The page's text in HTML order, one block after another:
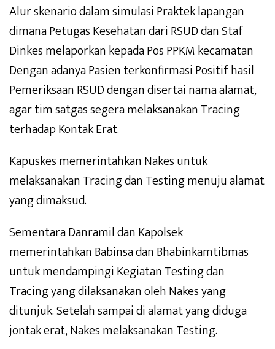
Alur skenario dalam simulasi Praktek lapangan
dimana Petugas Kesehatan dari RSUD dan Staf
Dinkes melaporkan kepada Pos PPKM kecamatan
Dengan adanya Pasien terkonfirmasi Positif hasil
Pemeriksaan RSUD dengan disertai nama alamat,
agar tim satgas segera melaksanakan Tracing
terhadap Kontak Erat.
Kapuskes memerintahkan Nakes untuk
melaksanakan Tracing dan Testing menuju alamat
yang dimaksud.
Sementara Danramil dan Kapolsek
memerintahkan Babinsa dan Bhabinkamtibmas
untuk mendampingi Kegiatan Testing dan
Tracing yang dilaksanakan oleh Nakes yang
ditunjuk. Setelah sampai di alamat yang diduga
jontak erat, Nakes melaksanakan Testing.